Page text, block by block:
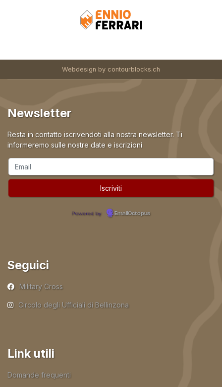
Webdesign by contourblocks.ch
Newsletter
Resta in contatto iscrivendoti alla nostra newsletter. Ti
informeremo sulle nostre date e iscrizioni
Powered by EmailOctopus
Seguici
Military Cross
Circolo degli Ufficiali di Bellinzona
Link utili
Domande frequenti